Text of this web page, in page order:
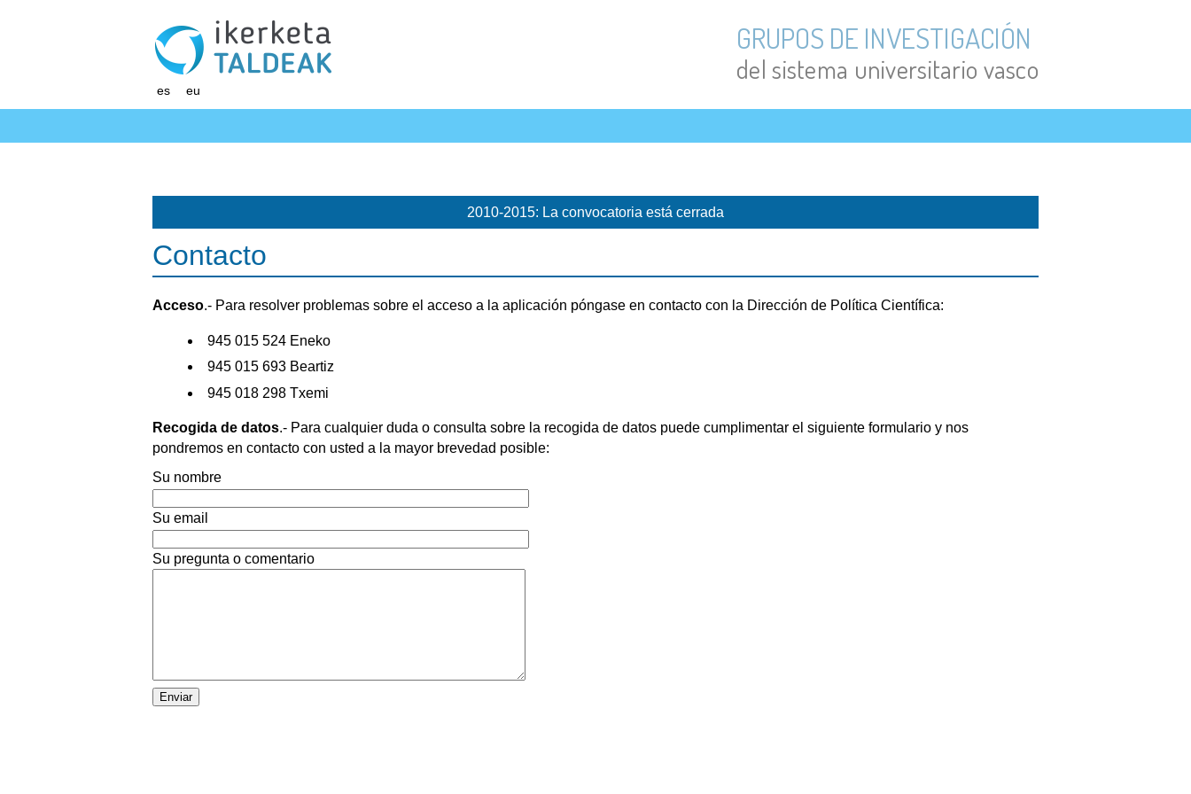
es eu
GRUPOS DE INVESTIGACIÓN
del sistema universitario vasco
2010-2015: La convocatoria está cerrada
Contacto
Acceso.- Para resolver problemas sobre el acceso a la aplicación póngase en contacto con la Dirección de Política Científica:
945 015 524 Eneko
945 015 693 Beartiz
945 018 298 Txemi
Recogida de datos.- Para cualquier duda o consulta sobre la recogida de datos puede cumplimentar el siguiente formulario y nos
pondremos en contacto con usted a la mayor brevedad posible:
Su nombre
Su email
Su pregunta o comentario
Dejar